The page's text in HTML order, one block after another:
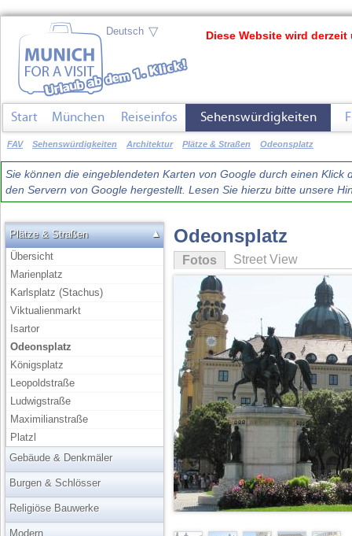
Sie können die eingeblendeten Karten von Google durch einen
den Servern von Google hergestellt. Lesen Sie hierzu bitte unsere
Odeonsplatz
Fotos Street View
Plätze & Straßen
▲
Übersicht
Marienplatz
Karlsplatz (Stachus)
Viktualienmarkt
Isartor
Odeonsplatz
Königsplatz
Leopoldstraße
Ludwigstraße
Maximilianstraße
Platzl
Gebäude & Denkmäler
Burgen & Schlösser
Religiöse Bauwerke
Modern
Diese Website wird
▽
FAV Sehenswürdigkeiten Architektur Plätze & Straßen Odeonsplatz
Start München Reiseinfos Sehenswürdigkeiten